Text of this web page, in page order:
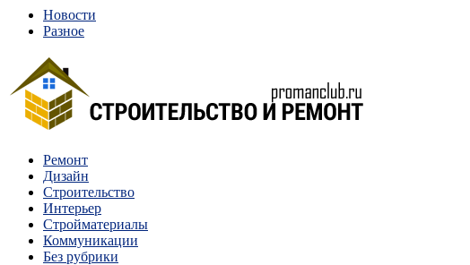
Новости
Разное
Строительство и ремонт
Квартиры и дома, в которых живут разные люди, очень отличаются между
Ремонт
Дизайн
Строительство
Интерьер
Стройматериалы
Коммуникации
Без рубрики